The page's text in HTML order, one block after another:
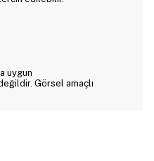
uygun
Görsel amaçlı